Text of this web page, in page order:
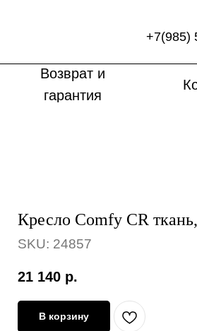
+7(985)
Возврат и
гарантия
Кресло Comfy CR
SKU: 24857
21 140 р.
В корзину